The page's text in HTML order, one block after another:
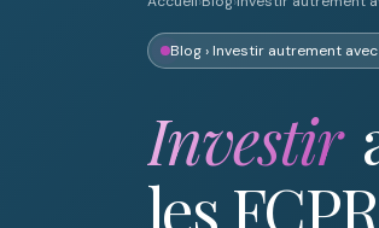
Blog › Investir autrement avec
Investir
les FCPR